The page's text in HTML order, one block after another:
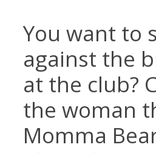
You want to
against the
at the club?
the woman
Momma